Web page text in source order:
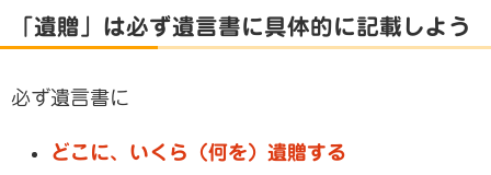
「遺贈」は必ず遺言書に具体的に記載しよう
必ず遺言書に
どこに、いくら（何を）遺贈する